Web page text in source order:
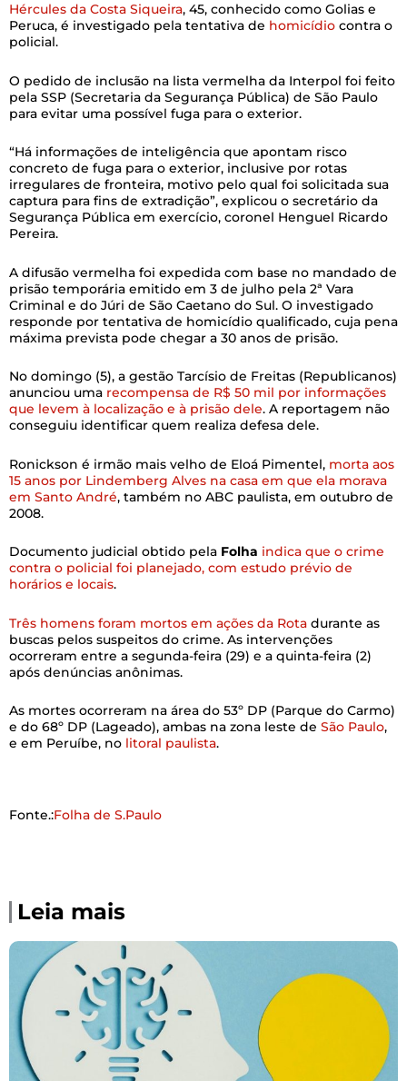
Hércules da Costa Siqueira, 45, conhecido como Golias e
Peruca, é investigado pela tentativa de homicídio contra o
policial.
O pedido de inclusão na lista vermelha da Interpol foi feito
pela SSP (Secretaria da Segurança Pública) de São Paulo
para evitar uma possível fuga para o exterior.
“Há informações de inteligência que apontam risco
concreto de fuga para o exterior, inclusive por rotas
irregulares de fronteira, motivo pelo qual foi solicitada sua
captura para fins de extradição”, explicou o secretário da
Segurança Pública em exercício, coronel Henguel Ricardo
Pereira.
A difusão vermelha foi expedida com base no mandado de
prisão temporária emitido em 3 de julho pela 2ª Vara
Criminal e do Júri de São Caetano do Sul. O investigado
responde por tentativa de homicídio qualificado, cuja pena
máxima prevista pode chegar a 30 anos de prisão.
No domingo (5), a gestão Tarcísio de Freitas (Republicanos)
anunciou uma recompensa de R$ 50 mil por informações
que levem à localização e à prisão dele. A reportagem não
conseguiu identificar quem realiza defesa dele.
Ronickson é irmão mais velho de Eloá Pimentel, morta aos
15 anos por Lindemberg Alves na casa em que ela morava
em Santo André, também no ABC paulista, em outubro de
2008.
Documento judicial obtido pela Folha indica que o crime
contra o policial foi planejado, com estudo prévio de
horários e locais.
Três homens foram mortos em ações da Rota durante as
buscas pelos suspeitos do crime. As intervenções
ocorreram entre a segunda-feira (29) e a quinta-feira (2)
após denúncias anônimas.
As mortes ocorreram na área do 53º DP (Parque do Carmo)
e do 68º DP (Lageado), ambas na zona leste de São Paulo,
e em Peruíbe, no litoral paulista.
Fonte.:Folha de S.Paulo
Leia mais